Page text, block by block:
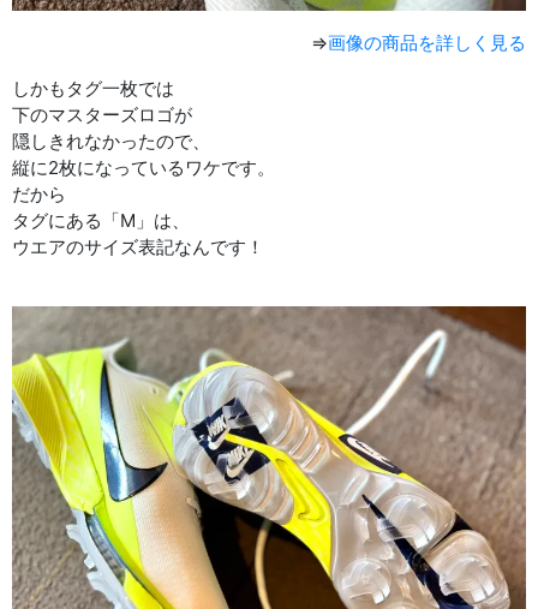
⇒画像の商品を詳しく見る
しかもタグ一枚では
下のマスターズロゴが
隠しきれなかったので、
縦に2枚になっているワケです。
だから
タグにある「M」は、
ウエアのサイズ表記なんです！